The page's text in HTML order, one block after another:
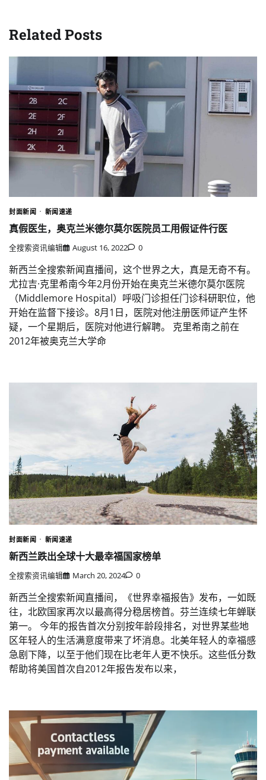
Related Posts
封面新闻 新闻速递
真假医生，奥克兰米德尔莫尔医院员工用假证件行医
全搜索资讯编辑 August 16, 2022 0
新西兰全搜索新闻直播间，这个世界之大，真是无奇不有。
尤拉吉·克里希南今年2月份开始在奥克兰米德尔莫尔医院
（Middlemore Hospital）呼吸门诊担任门诊科研职位，他
开始在监督下接诊。8月1日，医院对他注册医师证产生怀
疑，一个星期后，医院对他进行解聘。 克里希南之前在
2012年被奥克兰大学命
封面新闻 新闻速递
新西兰跌出全球十大最幸福国家榜单
全搜索资讯编辑 March 20, 2024 0
新西兰全搜索新闻直播间，《世界幸福报告》发布，一如既
往，北欧国家再次以最高得分稳居榜首。芬兰连续七年蝉联
第一。 今年的报告首次分别按年龄段排名，对世界某些地
区年轻人的生活满意度带来了坏消息。北美年轻人的幸福感
急剧下降，以至于他们现在比老年人更不快乐。这些低分数
帮助将美国首次自2012年报告发布以来，